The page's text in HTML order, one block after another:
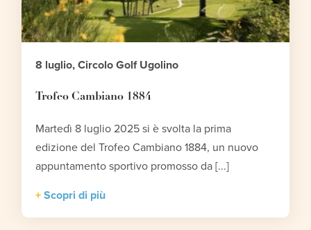
8 luglio, Circolo Golf Ugolino
Trofeo Cambiano 1884
Martedì 8 luglio 2025 si è svolta la prima
edizione del Trofeo Cambiano 1884, un nuovo
appuntamento sportivo promosso da [...]
Scopri di più